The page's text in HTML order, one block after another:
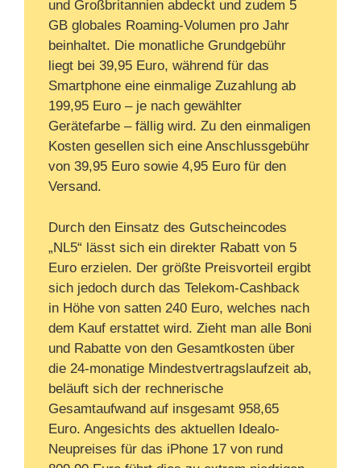
und Großbritannien abdeckt und zudem 5
GB globales Roaming-Volumen pro Jahr
beinhaltet. Die monatliche Grundgebühr
liegt bei 39,95 Euro, während für das
Smartphone eine einmalige Zuzahlung ab
199,95 Euro – je nach gewählter
Gerätefarbe – fällig wird. Zu den einmaligen
Kosten gesellen sich eine Anschlussgebühr
von 39,95 Euro sowie 4,95 Euro für den
Versand.
Durch den Einsatz des Gutscheincodes
„NL5“ lässt sich ein direkter Rabatt von 5
Euro erzielen. Der größte Preisvorteil ergibt
sich jedoch durch das Telekom-Cashback
in Höhe von satten 240 Euro, welches nach
dem Kauf erstattet wird. Zieht man alle Boni
und Rabatte von den Gesamtkosten über
die 24-monatige Mindestvertragslaufzeit ab,
beläuft sich der rechnerische
Gesamtaufwand auf insgesamt 958,65
Euro. Angesichts des aktuellen Idealo-
Neupreises für das iPhone 17 von rund